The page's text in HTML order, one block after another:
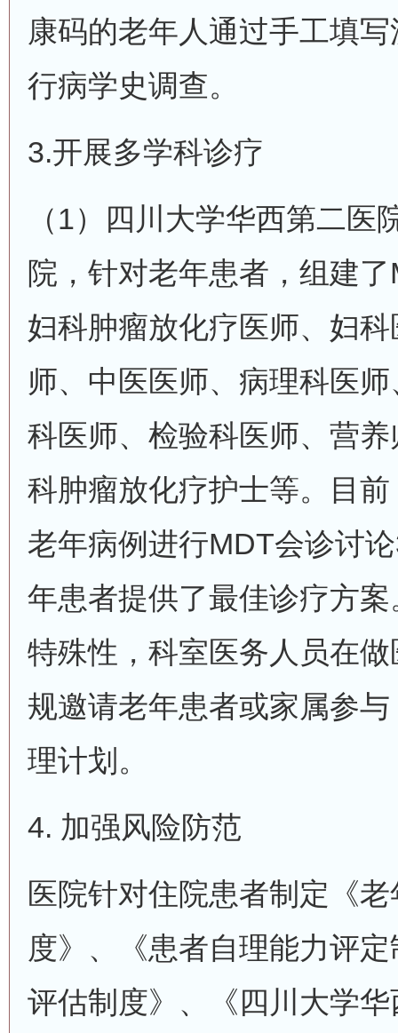
康码的老年人通过手工填
行病学史调查。
3.开展多学科诊疗
（1）四川大学华西第二医
院，针对老年患者，组建
妇科肿瘤放化疗医师、妇
师、中医医师、病理科医
科医师、检验科医师、营
科肿瘤放化疗护士等。目
老年病例进行MDT会诊讨
年患者提供了最佳诊疗方
特殊性，科室医务人员在
规邀请老年患者或家属参
理计划。
4. 加强风险防范
医院针对住院患者制定《
度》、《患者自理能力评
评估制度》、《四川大学